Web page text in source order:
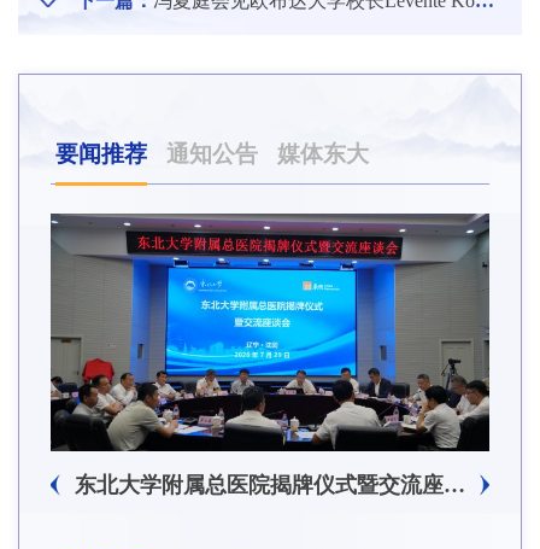
要闻推荐 通知公告 媒体东大
东北大学附属总医院揭牌仪式暨交流座谈会举行